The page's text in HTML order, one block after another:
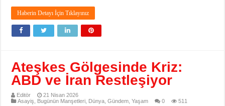
Haberin Detayı İçin Tıklayınız
Ateşkes Gölgesinde Kriz:
ABD ve İran Restleşiyor
Editör
21 Nisan 2026
Asayiş
Bugünün Manşetleri Dünya ,Gündem ,Yaşam 0 511